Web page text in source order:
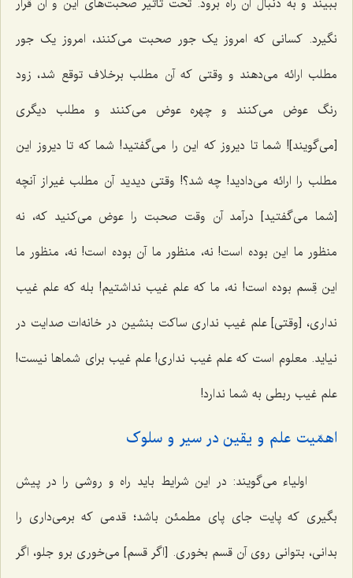
ببیند و به دنبال آن راه برود. تحت تأثیر صحبت‌های این و آن قرار
نگیرد. کسانی که امروز یک جور صحبت می‌کنند، امروز یک جور
مطلب ارائه می‌دهند و وقتی که آن مطلب برخلاف توقع شد، زود
رنگ عوض می‌کنند و چهره عوض می‌کنند و مطلب دیگری
[می‌گویند]! شما تا دیروز که این را می‌گفتید! شما که تا دیروز این
مطلب را ارائه می‌دادید! چه شد؟! وقتی دیدید آن مطلب غیر از آنچه
[شما می‌گفتید] درآمد آن وقت صحبت را عوض می‌کنید که، نه
منظور ما این بوده است! نه، منظور ما آن بوده است! نه، منظور ما
این قِسم بوده است! نه، ما که علم غیب نداشتیم! بله که علم غیب
نداری، [وقتی] علم غیب نداری ساکت بنشین در خانه‌ات صدایت در
نیاید. معلوم است که علم غیب نداری! علم غیب برای شماها نیست!
علم غیب ربطی به شما ندارد!
اهمّیت علم و یقین در سیر و سلوک
اولیاء می‌گویند: در این شرایط باید راه و روشی را در پیش
بگیری که پایت جای پای مطمئن باشد؛ قدمی که برمی‌داری را
بدانی، بتوانی روی آن قسم بخوری. [اگر قسم] می‌خوری برو جلو، اگر